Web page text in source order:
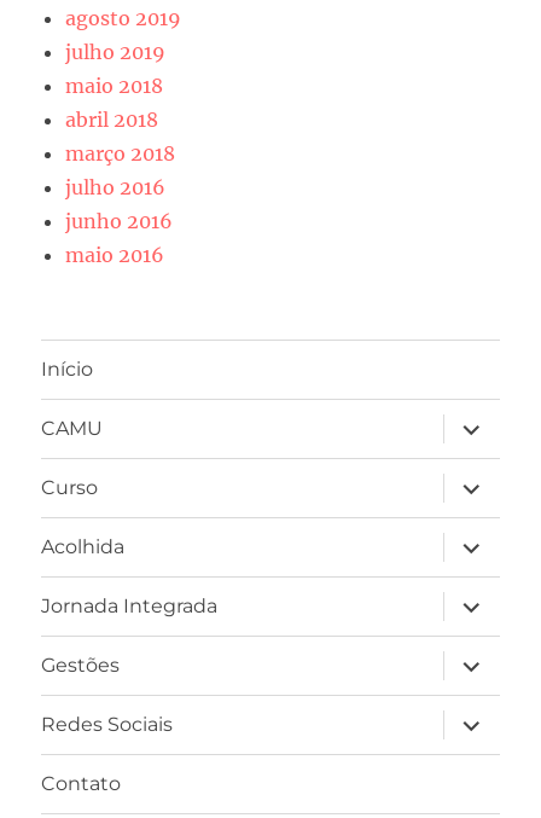
agosto 2019
julho 2019
maio 2018
abril 2018
março 2018
julho 2016
junho 2016
maio 2016
Início
CAMU
expandir
Curso
expandir
Acolhida
expandir
Jornada Integrada
expandir
Gestões
expandir
Redes Sociais
expandir
Contato